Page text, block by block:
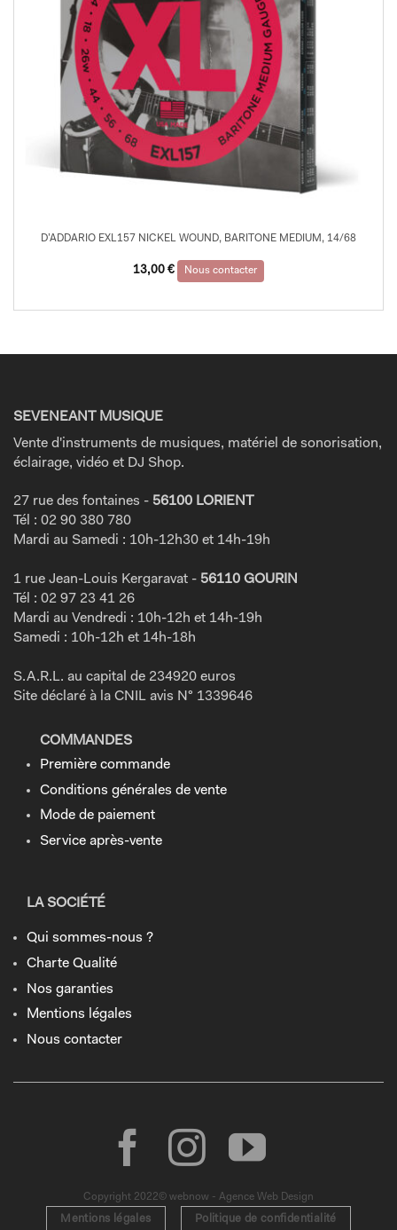
D’ADDARIO EXL157 NICKEL WOUND, BARITONE MEDIUM, 14/68
13,00 € Nous contacter
SEVENEANT MUSIQUE
Vente d'instruments de musiques, matériel de sonorisation,
éclairage, vidéo et DJ Shop.
27 rue des fontaines - 56100 LORIENT
Tél : 02 90 380 780
Mardi au Samedi : 10h-12h30 et 14h-19h
1 rue Jean-Louis Kergaravat - 56110 GOURIN
Tél : 02 97 23 41 26
Mardi au Vendredi : 10h-12h et 14h-19h
Samedi : 10h-12h et 14h-18h
S.A.R.L. au capital de 234920 euros
Site déclaré à la CNIL avis N° 1339646
COMMANDES
Première commande
Conditions générales de vente
Mode de paiement
Service après-vente
LA SOCIÉTÉ
Qui sommes-nous ?
Charte Qualité
Nos garanties
Mentions légales
Nous contacter
Copyright 2022© webnow - Agence Web Design
Mentions légales Politique de confidentialité